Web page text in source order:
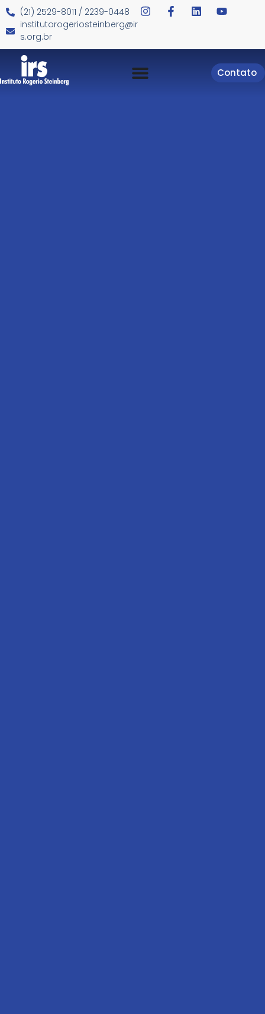
(21) 2529-8011 / 2239-0448
institutorogeriosteinberg@ir
s.org.br
Contato